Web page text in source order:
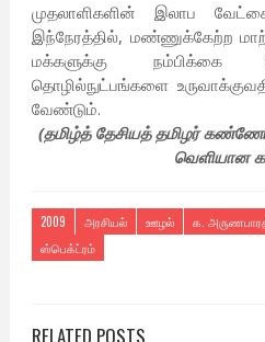
முதலாளிகளின் இலாப
இந்நேரத்தில், மண்ணுக்கேற்ற
மக்களுக்கு நம்பிக்கை
தொழில்நுட்பங்களை
வேண்டும்.
(தமிழ்த் தேசியத் தமிழர்
வெளியான
2009 அரசியல் ஊழல் க.
ஸ்பெக்ட்ரம்
RELATED POSTS